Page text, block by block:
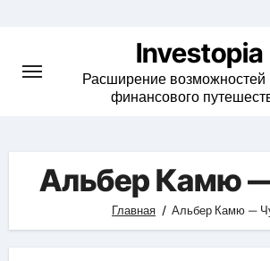
content
Investopia
Расширение возможностей
финансового
Альбер Камю
Главная Альбер Камю —